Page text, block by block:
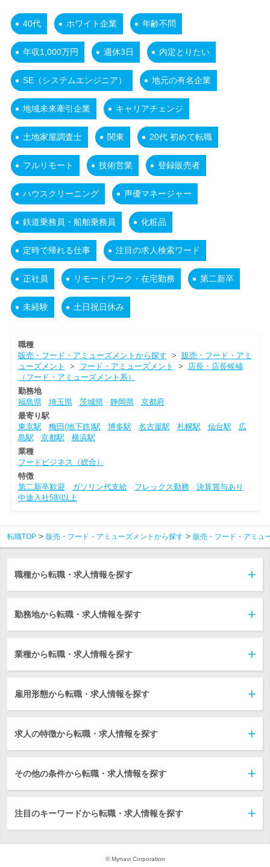
40代 ホワイト企業 年齢不問
年収1,000万円 週休3日 内定とりたい
SE（システムエンジニア） 地元の有名企業
地域未来牽引企業 キャリアチェンジ
土地家屋調査士 関東 20代 初めて転職
フルリモート 技術営業 登録販売者
ハウスクリーニング 声優マネージャー
鉄道乗務員・船舶乗務員 化粧品
定時で帰れる仕事 注目の求人検索ワード
正社員 リモートワーク・在宅勤務 第二新卒
未経験 土日祝日休み
職種
販売・フード・アミューズメントから探す > 販売・フード・アミ
ューズメント
> フード・アミューズメント > 店長・店長候補
（フード・アミューズメント系）
勤務地
福島県
埼玉県 茨城県 静岡県
京都府
最寄り駅
東京駅
梅田(地下鉄)駅 博多駅 名古屋駅 札幌駅 仙台駅
広
島駅
京都駅
横浜駅
業種
フードビジネス（総合）
特徴
第二新卒歓迎
ガソリン代支給 フレックス勤務
決算賞与あり
中途入社5割以上
転職TOP 販売・フード・アミューズメントから探す 販売・フード・アミュ
職種から転職・求人情報を探す
勤務地から転職・求人情報を探す
業種から転職・求人情報を探す
雇用形態から転職・求人情報を探す
求人の特徴から転職・求人情報を探す
その他の条件から転職・求人情報を探す
注目のキーワードから転職・求人情報を探す
© Mynavi Corporation